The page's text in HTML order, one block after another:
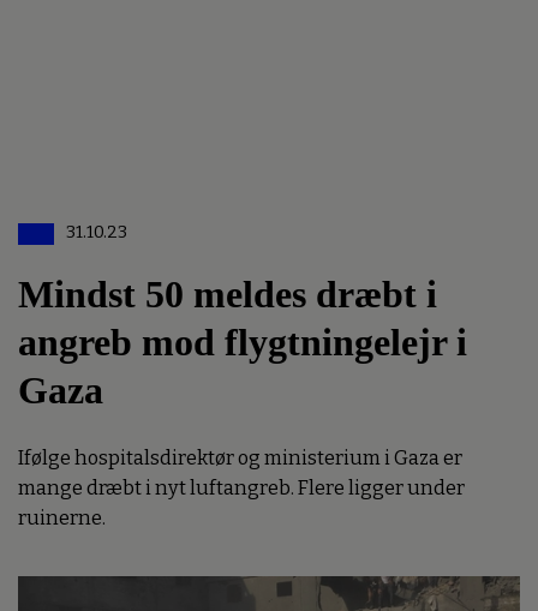
31.10.23
Mindst 50 meldes dræbt i
angreb mod flygtningelejr i
Gaza
Ifølge hospitalsdirektør og ministerium i Gaza er
mange dræbt i nyt luftangreb. Flere ligger under
ruinerne.